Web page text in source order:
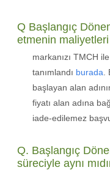
Q Başlangıç
etmenin
markanızı TMCH
tanımlandı burada
başlayan alan
fiyatı alan adına
iade-edilemez
Q. Başlangıç
süreciyle aynı